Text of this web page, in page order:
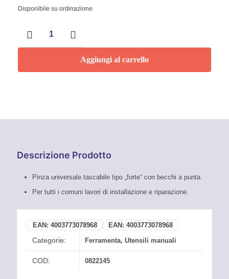
Disponibile su ordinazione
con
punta
Aggiungi al carrello
Descrizione Prodotto
Pinza universale tascabile tipo „forte“ con becchi a punta.
Per tutti i comuni lavori di installazione e riparazione.
EAN: 4003773078968 EAN: 4003773078968
Categorie: Ferramenta, Utensili manuali
COD: 0822145